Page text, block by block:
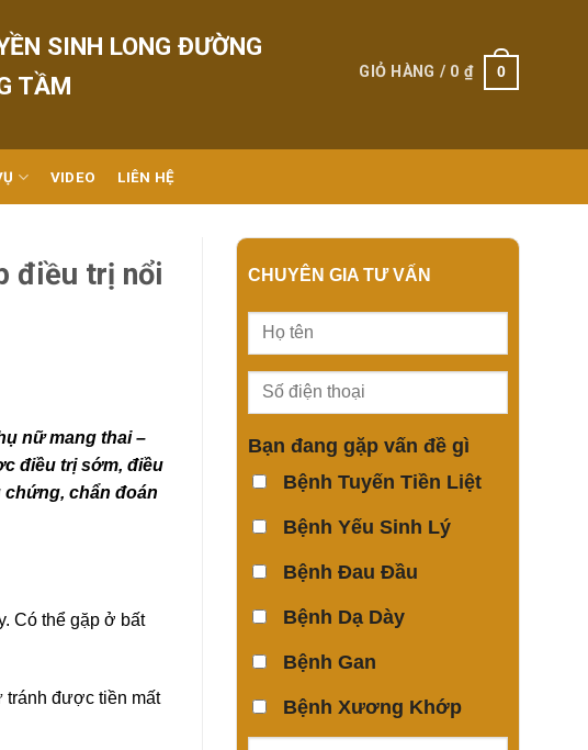
SINH LONG ĐƯỜNG
TẦM
GIỎ HÀNG / 0₫ 0
VIDEO LIÊN HỆ
điều trị nổi
nữ mang thai –
điều trị sớm, điều
chứng, chẩn đoán
Có thể gặp ở bất
tránh được tiền mất
CHUYÊN GIA TƯ VẤN
Bạn đang gặp vấn đề gì
Bệnh Tuyến Tiền Liệt
Bệnh Yếu Sinh Lý
Bệnh Đau Đầu
Bệnh Dạ Dày
Bệnh Gan
Bệnh Xương Khớp